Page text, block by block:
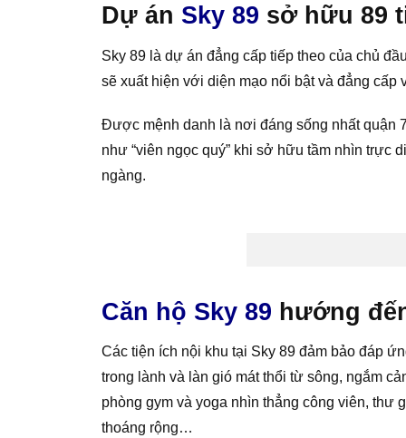
Dự án Sky 89 sở hữu 89
Sky 89 là dự án đẳng cấp tiếp theo của chủ
sẽ xuất hiện với diện mạo nổi bật và đẳng
Được mệnh danh là nơi đáng sống nhất quận
như “viên ngọc quý” khi sở hữu tầm nhìn trực
ngàng.
Căn hộ Sky 89 hướng
Các tiện ích nội khu tại Sky 89 đảm bảo đáp
trong lành và làn gió mát thổi từ sông, ngắm
phòng gym và yoga nhìn thẳng công viên, thư
thoáng rộng…